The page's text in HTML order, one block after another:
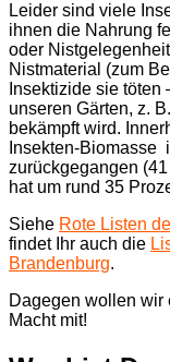
Leider sind viele
ihnen die Nahrung
oder
Nistmaterial (zum
Insektizide sie
unseren Gärten, z.
bekämpft wird.
Insekten-Biomasse
zurückgegangen
hat um rund 35
Siehe Rote Listen
findet Ihr auch die
Brandenburg.
Dagegen wollen wir
Macht mit!